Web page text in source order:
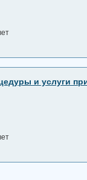
и услуги